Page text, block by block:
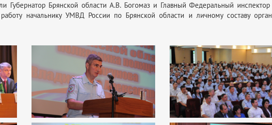
Губернатор Брянской области А.В. Богомаз и Главный Федеральный
начальнику УМВД России по Брянской области и личному составу